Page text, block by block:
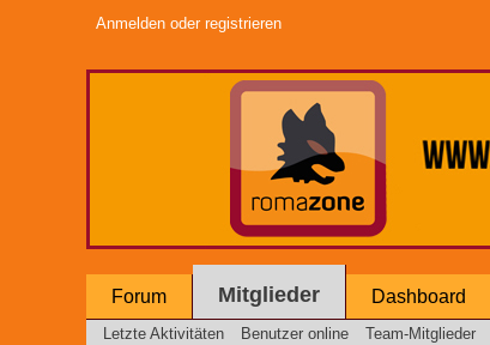
Anmelden oder registrieren
Forum Mitglieder Dashboard
Letzte Aktivitäten Benutzer online Team-Mitglieder